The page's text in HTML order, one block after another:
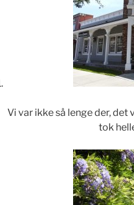
Vi var ikke så lenge der, det
tok